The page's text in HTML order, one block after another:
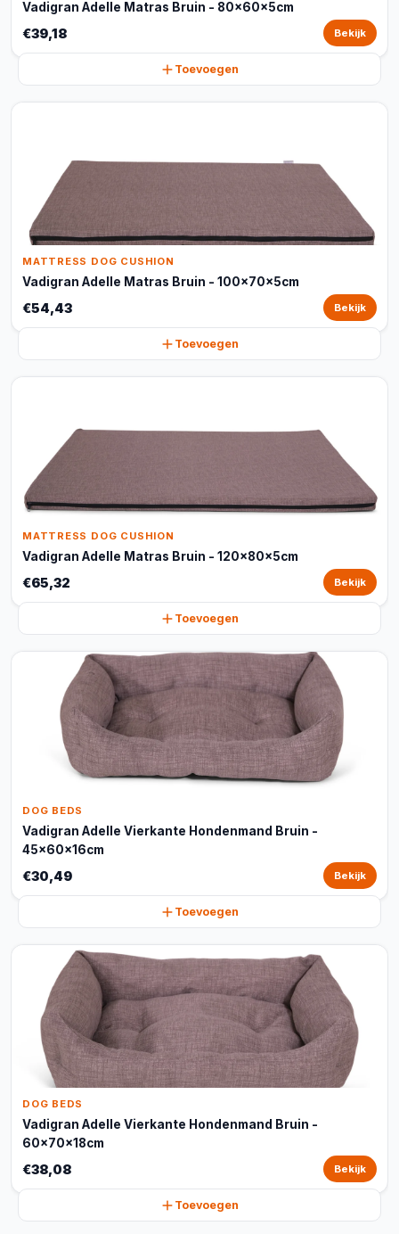
Vadigran Adelle Matras Bruin - 80x60x5cm
€39,18 Bekijk
Toevoegen
MATTRESS DOG CUSHION
Vadigran Adelle Matras Bruin - 100x70x5cm
€54,43 Bekijk
Toevoegen
MATTRESS DOG CUSHION
Vadigran Adelle Matras Bruin - 120x80x5cm
€65,32 Bekijk
Toevoegen
DOG BEDS
Vadigran Adelle Vierkante Hondenmand Bruin -
45x60x16cm
€30,49 Bekijk
Toevoegen
DOG BEDS
Vadigran Adelle Vierkante Hondenmand Bruin -
60x70x18cm
€38,08 Bekijk
Toevoegen